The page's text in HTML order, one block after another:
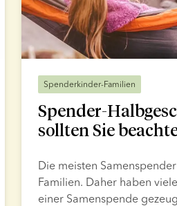
Spenderkinder-Familien
Spender-
sollten Sie
Die meisten
Familien. Daher haben
einer Samenspende